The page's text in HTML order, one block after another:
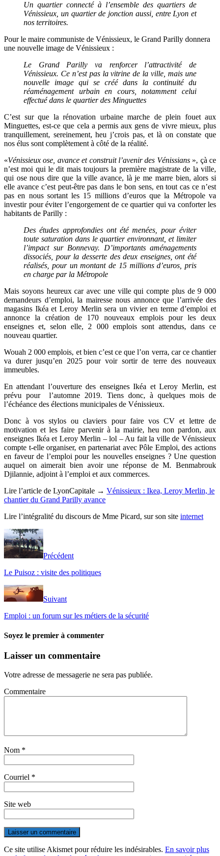
Un quartier connecté à l’ensemble des quartiers de
Vénissieux, un quartier de jonction aussi, entre Lyon et
nos territoires.
Pour le maire communiste de Vénissieux, le Grand Parilly donnera
une nouvelle image de Vénissieux :
Le Grand Parilly va renforcer l’attractivité de
Vénissieux. Ce n’est pas la vitrine de la ville, mais une
nouvelle image qui se créé dans la continuité du
réaménagement urbain en cours, notamment celui
effectué dans le quartier des Minguettes
C’est sur que la rénovation urbaine marche de plein fouet aux
Minguettes, est-ce que cela a permis aux gens de vivre mieux, plus
tranquillement, sereinement, heu j’crois pas, et là on constate que
nos élus sont complètement à côté de la réalité.
«Vénissieux ose, avance et construit l’avenir des Vénissians», çà ce
n’est moi qui le dit mais toujours la première magistrate de la ville,
qui ose nous dire que la ville avance, là je me marre bien, alors si
elle avance c’est peut-être pas dans le bon sens, en tout cas ce n’est
pas en nous sortant les 15 millions d’euros que la Métropole va
investir pour éviter l’engorgement de ce quartier qui va conforter les
habitants de Parilly :
Des études approfondies ont été menées, pour éviter
toute saturation dans le quartier environnant, et limiter
l’impact sur Bonnevay. D’importants aménagements
dissociés, pour la desserte des deux enseignes, ont été
réalisés, pour un montant de 15 millions d’euros, pris
en charge par la Métropole
Mais soyons heureux car avec une ville qui compte plus de 9 000
demandeurs d’emploi, la mairesse nous annonce que l’arrivée des
magasins Ikéa et Leroy Merlin sera un vivier en terme d’emploi et
annonce la création de 170 nouveaux emplois pour les deux
enseignes et, selon elle, 2 000 emplois sont attendus, dans ce
nouveau quartier.
Wouah 2 000 emplois, et bien c’est ce que l’on verra, car ce chantier
va durer jusqu’en 2025 pour voir sortir de terre des nouveaux
immeubles.
En attendant l’ouverture des enseignes Ikéa et Leroy Merlin, est
prévu pour l’automne 2019. Tiens donc, à quelques mois de
l’échéance des élections municipales de Vénissieux.
Donc à vos stylos ou claviers pour faire vos CV et lettre de
motivation et les faire parvenir à la mairie, heu non pardon, aux
enseignes Ikéa et Leroy Merlin – lol – Au fait la ville de Vénissieux
compte t-elle organiser, en partenariat avec Pôle Emploi, des actions
en faveur de l’emploi pour les nouvelles enseignes ? Une question
auquel on aimerait bien avoir une réponse de M. Benmabrouk
Djilannie, adjoint à l’emploi et aux commerces.
Lire l’article de LyonCapitale → Vénissieux : Ikea, Leroy Merlin, le
chantier du Grand Parilly avance
Lire l’intégralité du discours de Mme Picard, sur son site internet
Précédent
Le Puisoz : visite des politiques
Suivant
Emploi : un forum sur les métiers de la sécurité
Soyez le premier à commenter
Laisser un commentaire
Votre adresse de messagerie ne sera pas publiée.
Commentaire
Nom *
Courriel *
Site web
Ce site utilise Akismet pour réduire les indésirables. En savoir plus